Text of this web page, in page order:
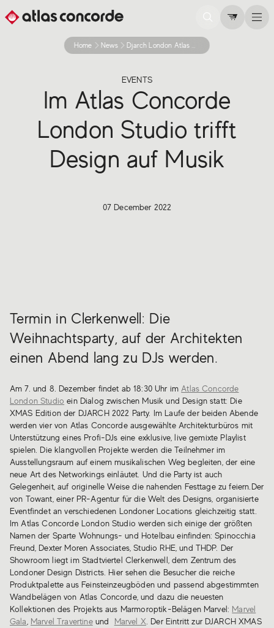
Home News Djarch London Atlas Concorde London Studio
EVENTS
Im Atlas Concorde
London Studio trifft
Design auf Musik
07 December 2022
Termin in Clerkenwell: Die
Weihnachtsparty, auf der Architekten
einen Abend lang zu DJs werden.
Am 7. und 8. Dezember findet ab 18:30 Uhr im Atlas Concorde
London Studio ein Dialog zwischen Musik und Design statt: Die
XMAS Edition der DJARCH 2022 Party. Im Laufe der beiden Abende
werden vier von Atlas Concorde ausgewählte Architekturbüros mit
Unterstützung eines Profi-DJs eine exklusive, live gemixte Playlist
spielen. Die klangvollen Projekte werden die Teilnehmer im
Ausstellungsraum auf einem musikalischen Weg begleiten, der eine
neue Art des Networkings einläutet. Und die Party ist auch
Gelegenheit, auf originelle Weise die nahenden Festtage zu feiern.Der
von Towant, einer PR-Agentur für die Welt des Designs, organisierte
Eventfindet an verschiedenen Londoner Locations gleichzeitig statt.
Im Atlas Concorde London Studio werden sich einige der größten
Namen der Sparte Wohnungs- und Hotelbau einfinden: Spinocchia
Freund, Dexter Moren Associates, Studio RHE, und THDP. Der
Showroom liegt im Stadtviertel Clerkenwell, dem Zentrum des
Londoner Design Districts. Hier sehen die Besucher die reiche
Produktpalette aus Feinsteinzeugböden und passend abgestimmten
Wandbelägen von Atlas Concorde, und dazu die neuesten
Kollektionen des Projekts aus Marmoroptik-Belägen Marvel: Marvel
Gala Marvel Travertineund Marvel X . Der Eintritt zur DJARCH XMAS